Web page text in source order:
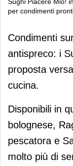
per condimenti
Sughi
surgelate:
condimenti
Condimenti
antispreco: i
proposta
cucina.
Disponibili in
bolognese,
pescatora e
molto più di